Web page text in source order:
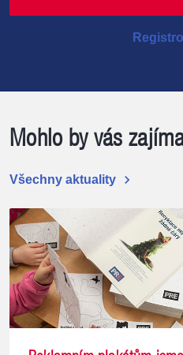
Mohlo by vás
Všechny aktuality chevron_right